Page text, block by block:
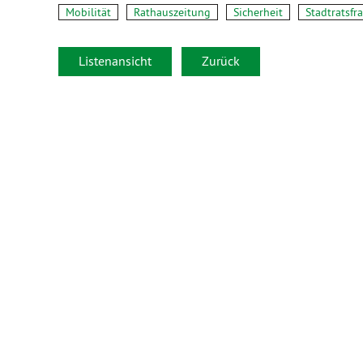
Mobilität Rathauszeitung Sicherheit
Listenansicht Zurück